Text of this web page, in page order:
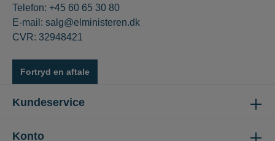
Telefon: +45 60 65 30 80
E-mail: salg@elministeren.dk
CVR: 32948421
Fortryd en aftale
Kundeservice
Konto